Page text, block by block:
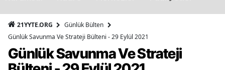
21YYTE.ORG
Günlük Bülten
Günlük Savunma Ve Strateji Bülteni - 29 Eylül 2021
Günlük Savunma Ve Strateji